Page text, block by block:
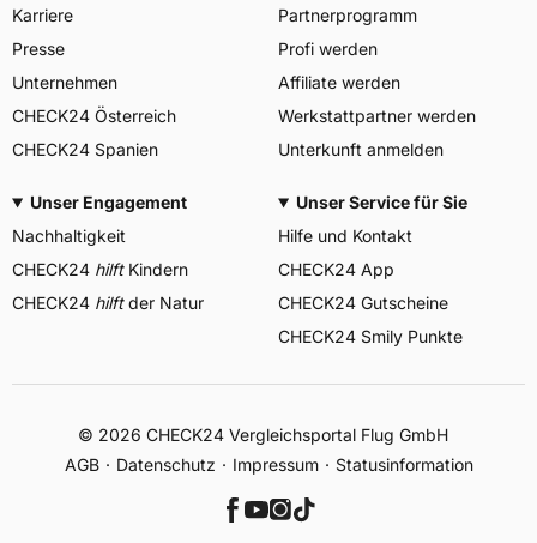
Karriere
Presse
Unternehmen
CHECK24 Österreich
CHECK24 Spanien
Partnerprogramm
Profi werden
Affiliate werden
Werkstattpartner werden
Unterkunft anmelden
Unser Engagement
Nachhaltigkeit
CHECK24 hilftKindern
CHECK24 hilftder Natur
Unser Service für Sie
Hilfe und Kontakt
CHECK24 App
CHECK24 Gutscheine
CHECK24 Smily Punkte
© 2026 CHECK24 Vergleichsportal Flug GmbH
AGB
Datenschutz Impressum Statusinformation